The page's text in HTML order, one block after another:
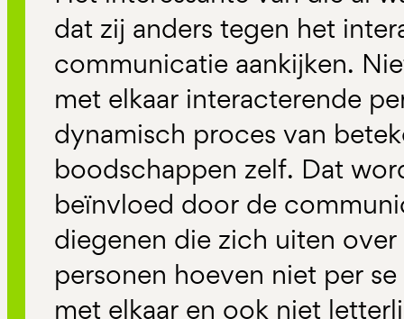
dat zij anders tegen het
communicatie aankijken.
met elkaar interacterende
dynamisch proces van
boodschappen zelf. Dat
beïnvloed door de
diegenen die zich uiten
personen hoeven niet per
met elkaar en ook niet